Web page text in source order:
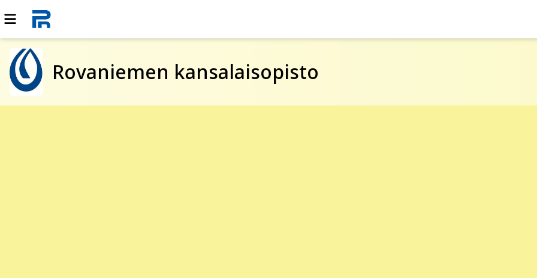
Rovaniemen kansalaisopisto